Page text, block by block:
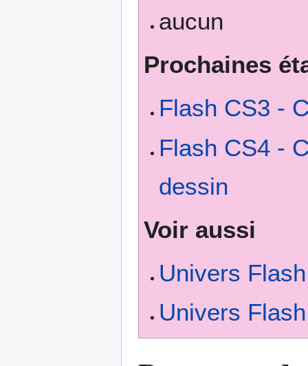
aucun
Prochaines
Flash CS3 -
Flash CS4 -
dessin
Voir aussi
Univers
Univers